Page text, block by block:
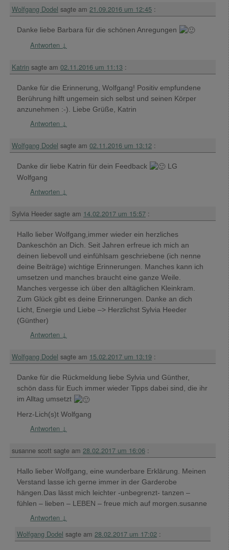
Wolfgang Dodel sagte am 21.09.2016 um 12:45 :
Danke liebe Barbara für die schönen Anregungen
Antworten ↓
Katrin sagte am 02.11.2016 um 11:13 :
Danke für die Erinnerung, Wolfgang! Positiv empfundene
Berührung hilft ungemein sich selbst und seinen Körper
anzunehmen :-). Liebe Grüße, Katrin
Antworten ↓
Wolfgang Dodel sagte am 02.11.2016 um 13:12 :
Danke dir liebe Katrin für dein Feedback
LG
Wolfgang
Antworten ↓
Sylvia Heeder sagte am 14.02.2017 um 15:57 :
Hallo lieber Wolfgang,immer wieder ein herzliches
Dankeschön an Dich. Seit Jahren erfreue ich mich an
deinen liebevoll und einfühlsam geschriebene (ich nenne
deine Beiträge) wichtige Erinnerungen. Manches kann ich
umsetzen und manches braucht eine ganze Weile.
Manches vergesse ich über den alltäglichen Kleinkram.
Zum Glück gibt es deine Erinnerungen. Danke an dich
Licht, Energie und Liebe –> Herzlichst Sylvia Heeder
(Günther)
Antworten ↓
Wolfgang Dodel sagte am 15.02.2017 um 13:19 :
Danke für die Rückmeldung liebe Sylvia und Günther,
schön dass für Euch immer wieder Tipps dabei sind, die ihr
im Alltag umsetzt
Herz-Lich(s)t Wolfgang
Antworten ↓
susanne scott sagte am 28.02.2017 um 16:06 :
Hallo lieber Wolfgang, eine wunderbare Erklärung. Meinen
Verstand lasse ich gerne immer in der Garderobe
hängen.Das lässt mich leichter -unbegrenzt- tanzen –
fühlen – lieben – LEBEN – freue mich auf morgen.susanne
Antworten ↓
Wolfgang Dodel sagte am 28.02.2017 um 17:02 :